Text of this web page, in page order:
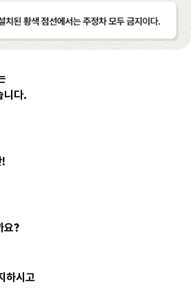
니다.
!
요?
하시고